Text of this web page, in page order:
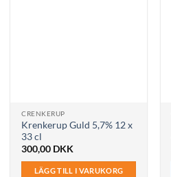
CRENKERUP
Krenkerup Guld 5,7% 12 x
33 cl
300,00 DKK
LÄGG TILL I VARUKORG